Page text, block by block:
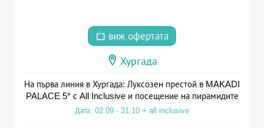
виж офертата
Хургада
На първа линия в Хургада: Луксозен престой в MAKADI
PALACE 5* с All Inclusive и посещение на пирамидите
Дата: 02.09 - 31.10 + all inclusive